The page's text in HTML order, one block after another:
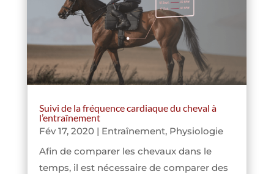
Suivi de la fréquence cardiaque du cheval à
l’entraînement
Fév 17, 2020| Entraînement, Physiologie
Afin de comparer les chevaux dans le
temps, il est nécessaire de comparer des